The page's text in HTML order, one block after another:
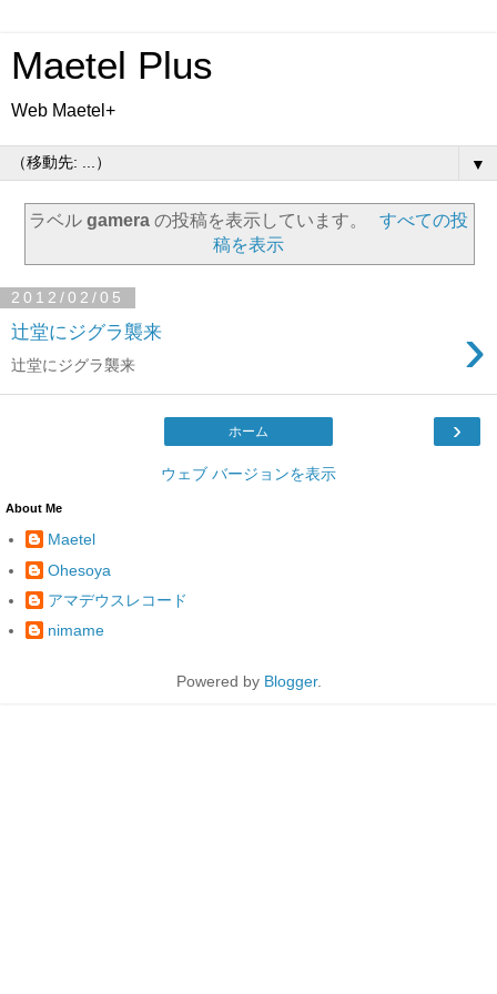
Maetel Plus
Web Maetel+
▼
ラベルgamera の投稿を表示しています。
すべての投
稿を表示
2012/02/05
辻堂にジグラ襲来 ›
辻堂にジグラ襲来
›
ホーム
ウェブ バージョンを表示
About Me
Maetel
Ohesoya
アマデウスレコード
nimame
Powered by Blogger.